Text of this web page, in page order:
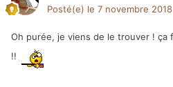
Posté(e) le 7 novembre 2018
Oh purée, je viens de le trouver ! ça
!!